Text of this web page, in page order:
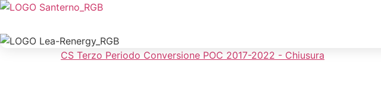
CS Terzo Periodo Conversione POC 2017-2022 - Chiusura